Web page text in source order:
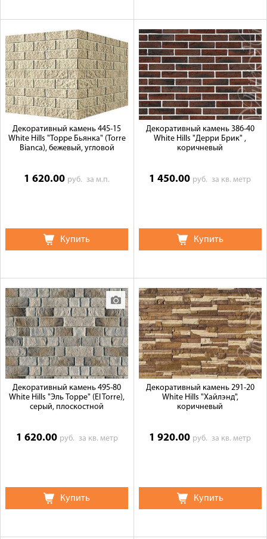
Декоративный камень 445-15
White Hills "Торре Бьянка" (Torre
Bianca), бежевый, угловой
1 620.00 руб.за м.п.
Купить
Декоративный камень 386-40
White Hills "Дерри Брик" ,
коричневый
1 450.00 руб.за кв. метр
Купить
Декоративный камень 495-80
White Hills "Эль Торре" (El Torre),
серый, плоскостной
1 620.00 руб. за кв. метр
Купить
Декоративный камень 291-20
White Hills "Хайлэнд",
коричневый
1 920.00 руб.за кв. метр
Купить